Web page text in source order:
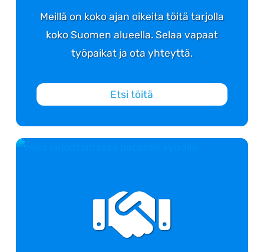
Meillä on koko ajan oikeita töitä tarjolla
koko Suomen alueella. Selaa vapaat
työpaikat ja ota yhteyttä.
Etsi töitä